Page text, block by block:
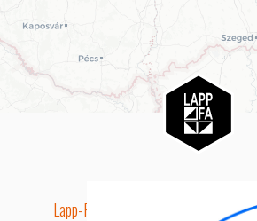
Lapp-Fa EUTR technikai azonosító